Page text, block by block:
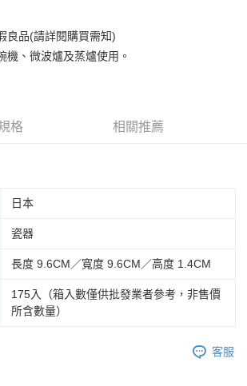
含以上)免運費
良品(請詳閱購買需知)
機、微波爐及蒸爐使用。
格 相關推薦
日本
瓷器
長度 9.6CM／寬度 9.6CM／高度 1.4CM
175入（箱入數僅供批發業者參考，非售價
所含數量）
客服